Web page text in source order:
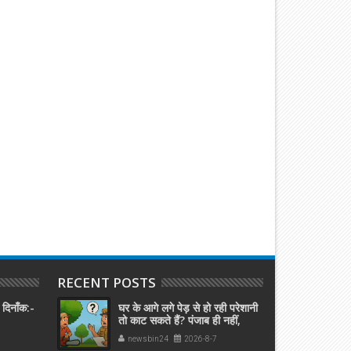
RECENT POSTS
घर के आगे लगे पेड़ से हो रही परेशानी
तो काट सकते हैं? पंजाब ही नहीं,
दिल्‍ली-यूपी समेत पूरे देश का नियम
जान लें
newsbin24 2026-8-7